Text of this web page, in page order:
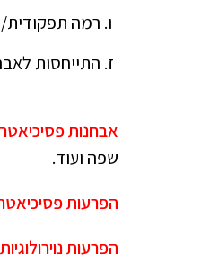
רמה
התייחסות
אבחנות
שפה ועוד.
הפרעות
הפרעות